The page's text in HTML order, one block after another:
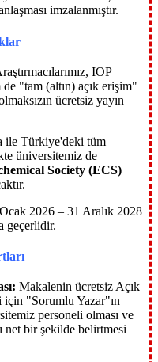
imzalanmıştır.
IOP
"tam (altın) açık erişim"
ücretsiz yayın
ile Türkiye'deki tüm
üniversitemiz de
Society (ECS)
2026 – 31 Aralık 2028
geçerlidir.
Makalenin ücretsiz Açık
için "Sorumlu Yazar"ın
personeli olması ve
net bir şekilde belirtmesi